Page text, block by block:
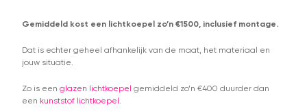
Gemiddeld kost een lichtkoepel zo’n €1500, inclusief montage.
Dat is echter geheel afhankelijk van de maat, het materiaal en
jouw situatie.
Zo is een glazen lichtkoepel gemiddeld zo’n €400 duurder dan
een kunststof lichtkoepel .